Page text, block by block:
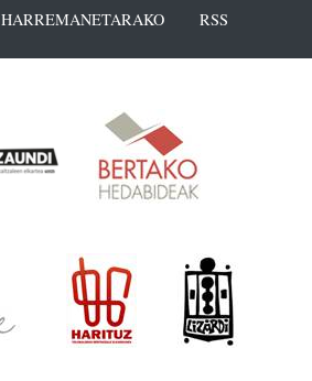
HARREMANETARAKO RSS